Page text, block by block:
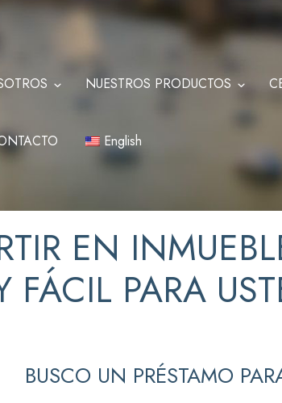
NUESTROS PRODUCTOS
English
EN
FÁCIL PARA
BUSCO UN PRÉSTAMO